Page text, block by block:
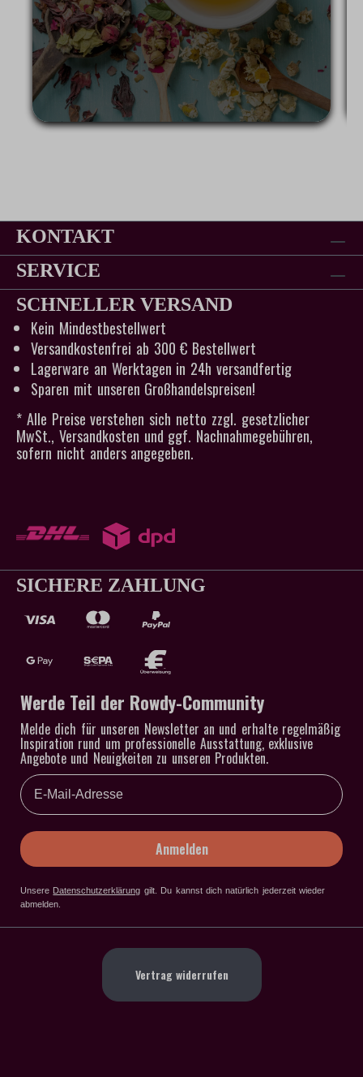
KONTAKT
SERVICE
SCHNELLER VERSAND
Kein Mindestbestellwert
Versandkostenfrei ab 300 € Bestellwert
Lagerware an Werktagen in 24h versandfertig
Sparen mit unseren Großhandelspreisen!
* Alle Preise verstehen sich netto zzgl. gesetzlicher
MwSt., Versandkosten und ggf. Nachnahmegebühren,
sofern nicht anders angegeben.
SICHERE ZAHLUNG
Werde Teil der Rowdy-Community
Melde dich für unseren Newsletter an und erhalte regelmäßig
Inspiration rund um professionelle Ausstattung, exklusive
Angebote und Neuigkeiten zu unseren Produkten.
Email
Anmelden
Unsere Datenschutzerklärung gilt. Du kannst dich natürlich jederzeit wieder
abmelden.
Vertrag widerrufen